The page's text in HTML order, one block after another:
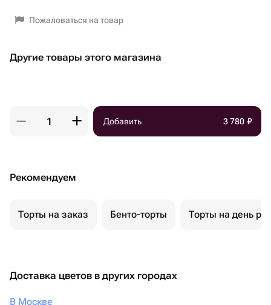
Пожаловаться на товар
Другие товары этого магазина
Добавить 3 780 ₽
Рекомендуем
Торты на заказ Бенто-торты Торты на день
Доставка цветов в других городах
В Москве